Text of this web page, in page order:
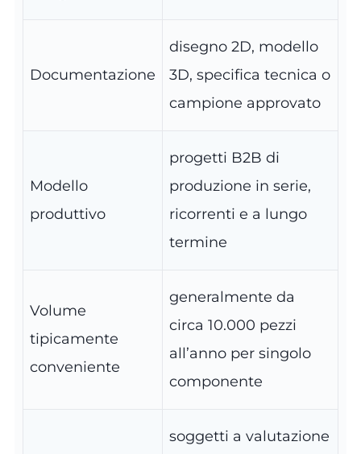
Documentazione
disegno 2D, modello
3D, specifica tecnica o
campione approvato
Modello
produttivo
progetti B2B di
produzione in serie,
ricorrenti e a lungo
termine
Volume
tipicamente
conveniente
generalmente da
circa 10.000 pezzi
all’anno per singolo
componente
soggetti a valutazione